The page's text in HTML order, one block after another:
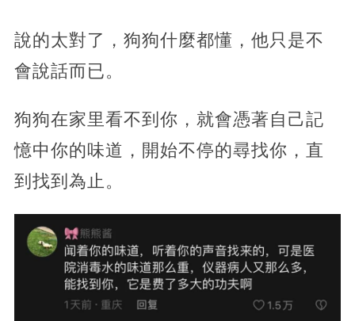
說的太對了，狗狗什麼都懂，他只是不
會說話而已。
狗狗在家里看不到你，就會憑著自己記
憶中你的味道，開始不停的尋找你，直
到找到為止。